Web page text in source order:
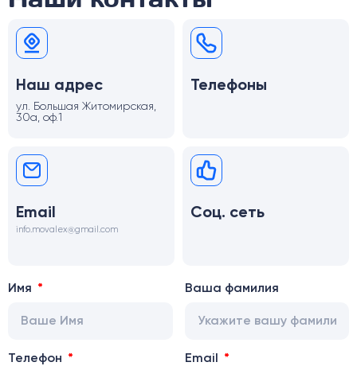
Наш адрес
ул. Большая Житомирская,
30а, оф.1
Телефоны
Email
info.movalex@gmail.com
Соц. сеть
Имя Ваша фамилия
Телефон Email